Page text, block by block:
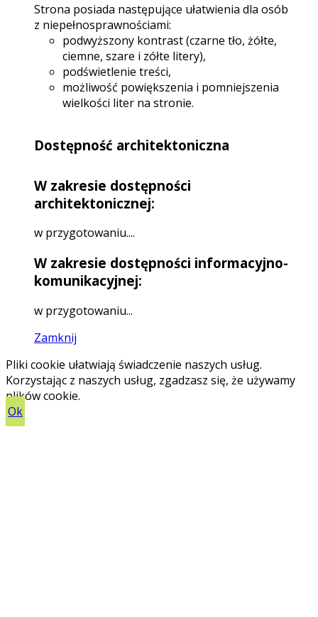
Strona posiada następujące ułatwienia dla osób
z niepełnosprawnościami:
podwyższony kontrast (czarne tło, żółte,
ciemne, szare i zółte litery),
podświetlenie treści,
możliwość powiększenia i pomniejszenia
wielkości liter na stronie.
Dostępność architektoniczna
W zakresie dostępności
architektonicznej:
w przygotowaniu....
W zakresie dostępności informacyjno-
komunikacyjnej:
w przygotowaniu...
Zamknij
Pliki cookie ułatwiają świadczenie naszych usług.
Korzystając z naszych usług, zgadzasz się, że używamy
plików cookie.
Ok